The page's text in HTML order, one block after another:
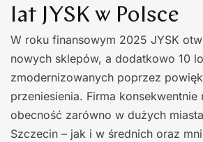
lat JYSK w Polsce
W roku finansowym 2025 JYSK
nowych sklepów, a dodatkowo 10
zmodernizowanych poprzez
przeniesienia. Firma
obecność zarówno w dużych
Szczecin – jak i w średnich oraz